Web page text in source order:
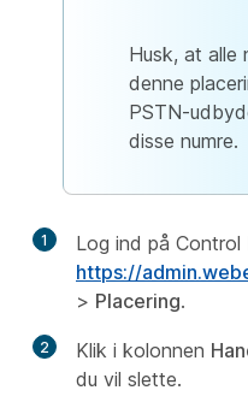
Husk, at alle
denne
PSTN-
disse numre.
1
Log ind på Control
https://
> Placering.
2 Klik i kolonnen
du vil slette.